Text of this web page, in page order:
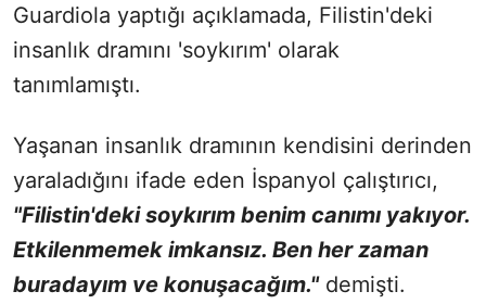
Guardiola yaptığı açıklamada, Filistin'deki
insanlık dramını 'soykırım' olarak
tanımlamıştı.
Yaşanan insanlık dramının kendisini derinden
yaraladığını ifade eden İspanyol çalıştırıcı,
"Filistin'deki soykırım benim canımı yakıyor.
Etkilenmemek imkansız. Ben her zaman
buradayım ve konuşacağım."demişti.